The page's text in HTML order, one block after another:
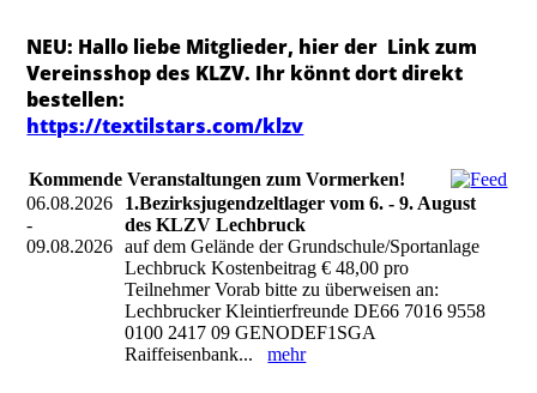
NEU: Hallo liebe Mitglieder, hier der Link zum
Vereinsshop des KLZV. Ihr könnt dort direkt
bestellen:
https://textilstars.com/klzv
Kommende Veranstaltungen zum Vormerken!
06.08.2026
-
09.08.2026
1.Bezirksjugendzeltlager vom 6. - 9. August
des KLZV Lechbruck
auf dem Gelände der Grundschule/Sportanlage
Lechbruck Kostenbeitrag € 48,00 pro
Teilnehmer Vorab bitte zu überweisen an:
Lechbrucker Kleintierfreunde DE66 7016 9558
0100 2417 09 GENODEF1SGA
Raiffeisenbank...mehr